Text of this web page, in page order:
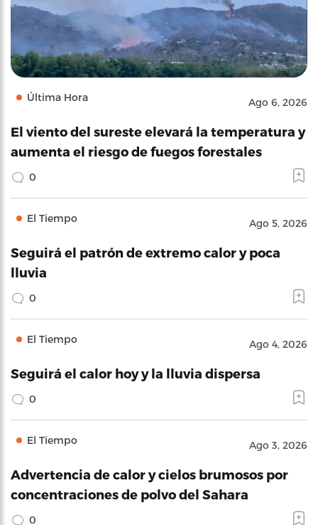
Última Hora Ago 6, 2026
El viento del sureste elevará la temperatura y
aumenta el riesgo de fuegos forestales
0
El Tiempo Ago 5, 2026
Seguirá el patrón de extremo calor y poca
lluvia
0
El Tiempo Ago 4, 2026
Seguirá el calor hoy y la lluvia dispersa
0
El Tiempo Ago 3, 2026
Advertencia de calor y cielos brumosos por
concentraciones de polvo del Sahara
0